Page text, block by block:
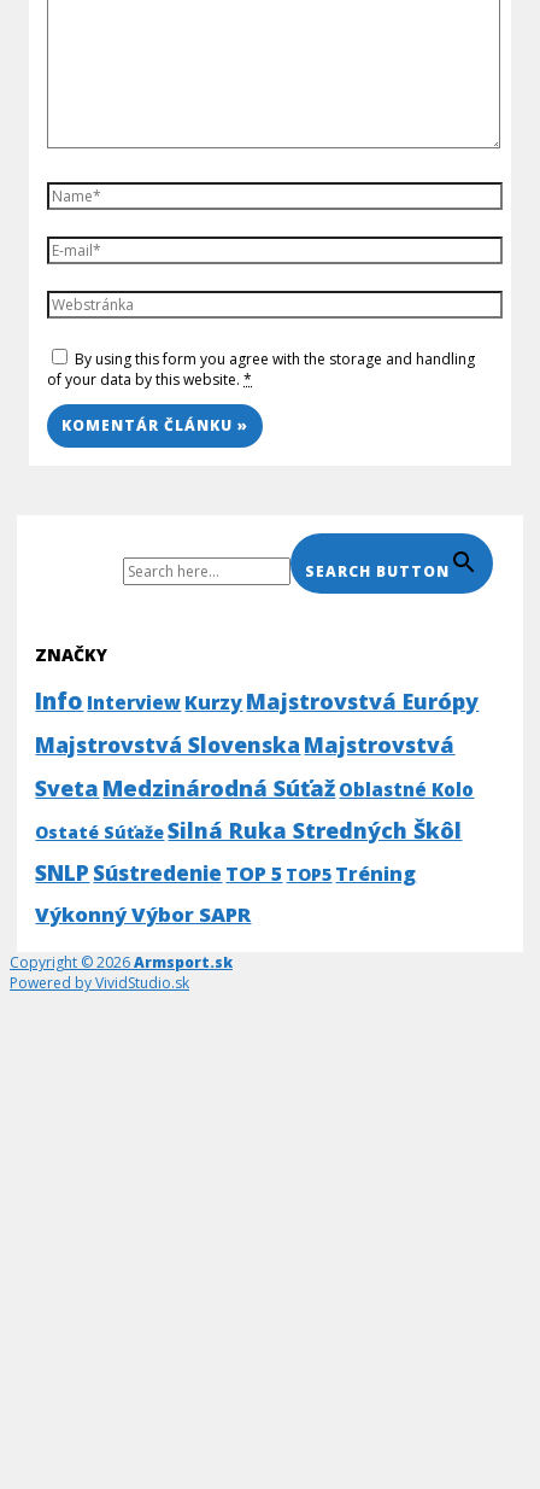
By using this form you agree with the storage and handling
of your data by this website.*
SEARCH BUTTON
ZNAČKY
Info Interview KurzyMajstrovstvá Európy
Majstrovstvá Slovenska Majstrovstvá
Sveta Medzinárodná Súťaž Oblastné Kolo
Ostaté SúťažeSilná Ruka Stredných Škôl
SNLP Sústredenie TOP 5 TOP5 Tréning
Výkonný Výbor SAPR
Copyright © 2026Armsport.sk
Powered by VividStudio.sk